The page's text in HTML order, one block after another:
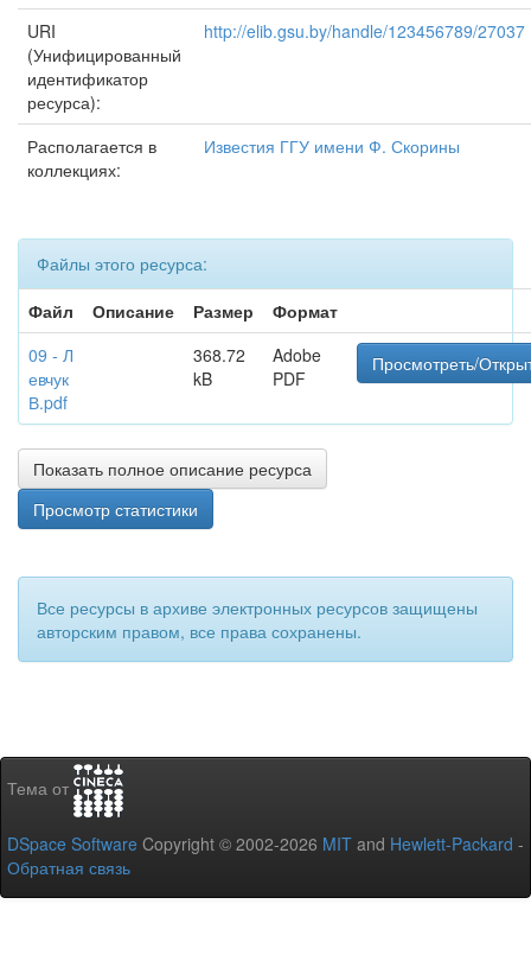
URI
(Унифицированный
идентификатор
ресурса):
http://elib.gsu.by/handle/123456789/27037
Располагается в
коллекциях:
Известия ГГУ имени Ф. Скорины
Файлы этого ресурса:
Файл
Описание Размер
Формат
09 - Л
евчук
В.pdf
368.72
kB
Adobe
PDF
Просмотреть/
Показать полное описание ресурса
Просмотр статистики
Все ресурсы в архиве электронных ресурсов защищены
авторским правом, все права сохранены.
Тема от
DSpace Software Copyright © 2002-2026 MIT and Hewlett-Packard -
Обратная связь